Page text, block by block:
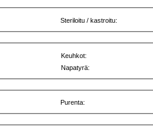
Steriloitu / kastroitu:
Keuhkot:
Napatyrä:
Purenta: